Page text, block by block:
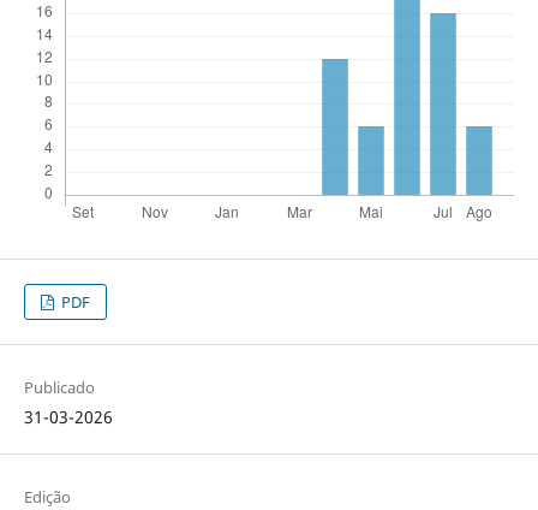
PDF
Publicado
31-03-2026
Edição